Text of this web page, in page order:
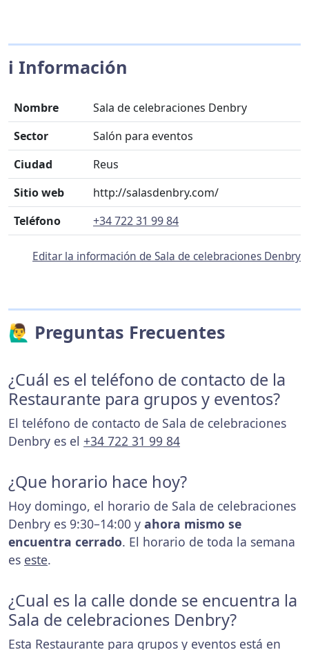
ℹ️ Información
Nombre
Sala de celebraciones Denbry
Sector
Salón para eventos
Ciudad
Reus
Sitio web
http://salasdenbry.com/
Teléfono
+34 722 31 99 84
Editar la información de Sala de celebraciones Denbry
🙋‍♂️ Preguntas Frecuentes
¿Cuál es el teléfono de contacto de la
Restaurante para grupos y eventos?
El teléfono de contacto de Sala de celebraciones
Denbry es el +34 722 31 99 84
¿Que horario hace hoy?
Hoy domingo, el horario de Sala de celebraciones
Denbry es 9:30–14:00 y ahora mismo se
encuentra cerrado. El horario de toda la semana
es este.
¿Cual es la calle donde se encuentra la
Sala de celebraciones Denbry?
Esta Restaurante para grupos y eventos está en